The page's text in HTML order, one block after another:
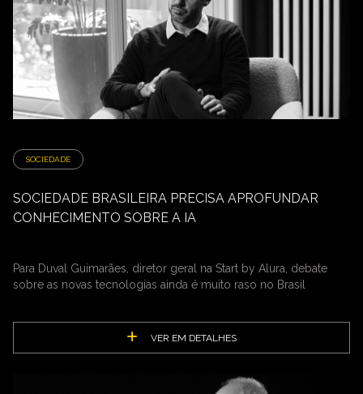
SOCIEDADE
SOCIEDADE BRASILEIRA PRECISA APROFUNDAR
CONHECIMENTO SOBRE A IA
Para Duval Guimarães, diretor geral na Start by Alura, debate
sobre as novas tecnologias ainda é muito raso no Brasil
VER EM DETALHES